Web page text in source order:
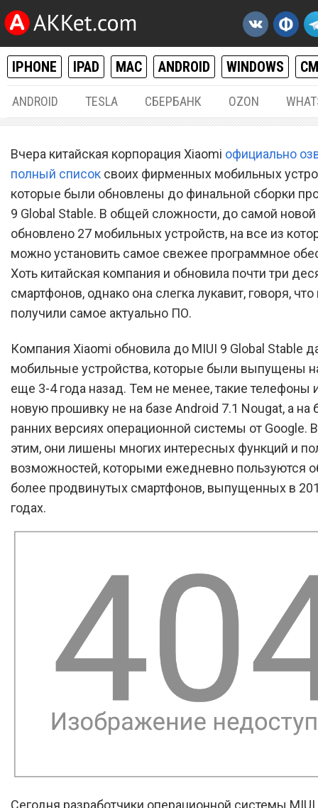
IPHONE IPAD MAC ANDROID WINDOWS
ANDROID TESLA СБЕРБАНК OZON
Некоторые смартфоны
на новой версии MIUI 9
получили поддержку
невероятно крутой
Вчера китайская корпорация Xiaomi официально
полный список своих фирменных мобильных
которые были обновлены до финальной сборки
9 Global Stable. В общей сложности, до самой
обновлено 27 мобильных устройств, на все из
можно установить самое свежее программное
Хоть китайская компания и обновила почти три
смартфонов, однако она слегка лукавит, говоря,
получили самое актуально ПО.
Компания Xiaomi обновила до MIUI 9 Global Stable
мобильные устройства, которые были выпущены
еще 3-4 года назад. Тем не менее, такие телефоны
новую прошивку не на базе Android 7.1 Nougat, а на
ранних версиях операционной системы от Google.
этим, они лишены многих интересных функций и
возможностей, которыми ежедневно пользуются
более продвинутых смартфонов, выпущенных в
годах.